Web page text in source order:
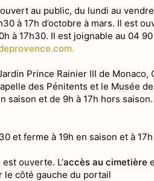
parc naturel
au public, du lundi au
à 17h d’octobre à mars. Il est
à 17h30. Il est joignable au 04
.
Prince Rainier III de Monaco,
des Pénitents et le Musée
saison et de 9h à 17h hors
et ferme à 19h en saison et à
est ouverte. L’accès au cimetière
le côté gauche du portail